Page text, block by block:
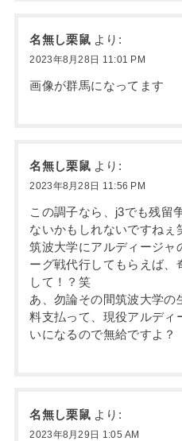
名無し栗鼠 より:
2023年8月28日 11:01 PM
画像が群馬になってます
名無し栗鼠 より:
2023年8月28日 11:56 PM
この調子なら、j3でも残留
ないかもしれないですねぇ
筑波大学にアルディージャ
ーグ戦代行してもらえば、
して！？笑
あ、勿論その間筑波大学の
料支払って、現役アルディ
いになるので無給ですよ？
名無し栗鼠 より:
2023年8月29日 1:05 AM